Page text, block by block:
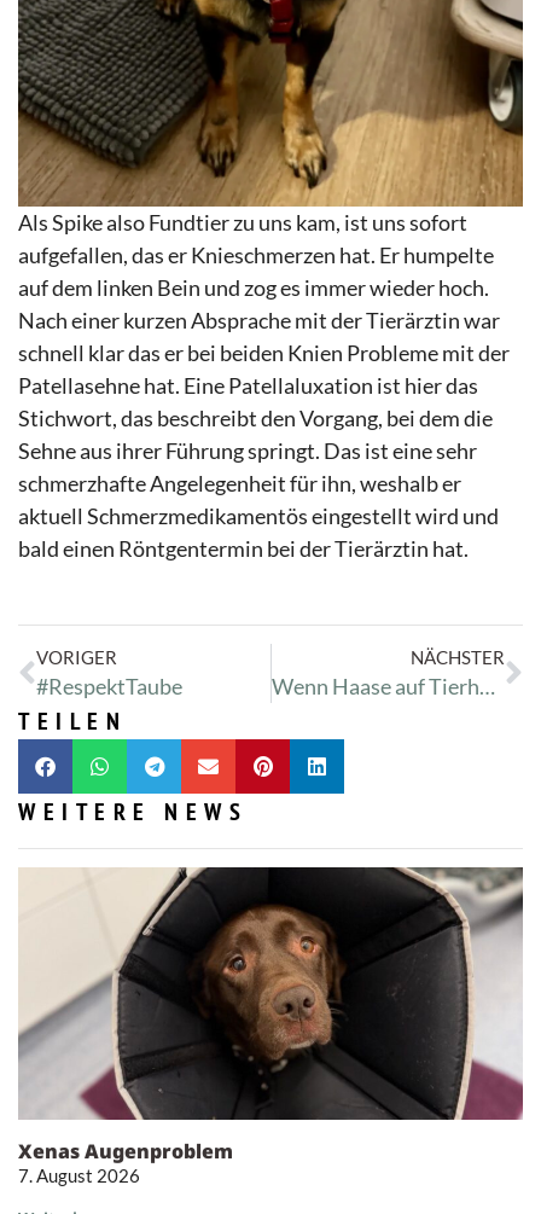
Als Spike also Fundtier zu uns kam, ist uns sofort
aufgefallen, das er Knieschmerzen hat. Er humpelte
auf dem linken Bein und zog es immer wieder hoch.
Nach einer kurzen Absprache mit der Tierärztin war
schnell klar das er bei beiden Knien Probleme mit der
Patellasehne hat. Eine Patellaluxation ist hier das
Stichwort, das beschreibt den Vorgang, bei dem die
Sehne aus ihrer Führung springt. Das ist eine sehr
schmerzhafte Angelegenheit für ihn, weshalb er
aktuell Schmerzmedikamentös eingestellt wird und
bald einen Röntgentermin bei der Tierärztin hat.
VORIGER
#RespektTaube
NÄCHSTER
Wenn Haase auf Tierheim trifft
TEILEN
WEITERE NEWS
Xenas Augenproblem
7. August 2026